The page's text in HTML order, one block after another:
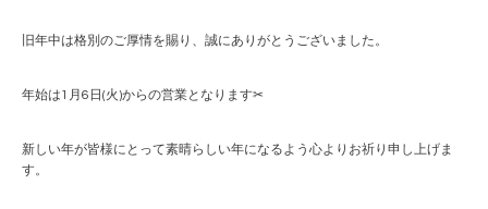
旧年中は格別のご厚情を賜り、誠にありがとうございました。
年始は1月6日(火)からの営業となります✂︎
新しい年が皆様にとって素晴らしい年になるよう心よりお祈り申し上げま
す。